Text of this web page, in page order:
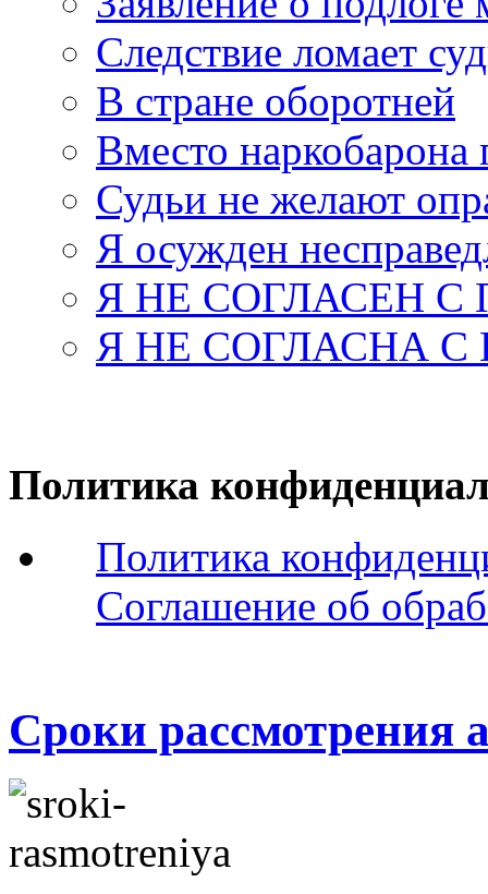
Следствие ломает
В стране оборотней
Вместо
Судьи не желают
Я осужден
Я НЕ СОГЛАСЕН
Я НЕ СОГЛАСНА
Политика
Политика
Соглашение об
Сроки рассмотрения